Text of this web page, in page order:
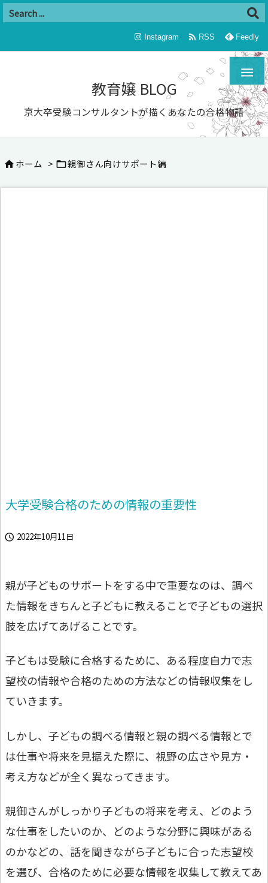
教育嬢 BLOG
京大卒受験コンサルタントが描くあなたの合格物語

Instagram  RSS Feedly
 ホーム > 親御さん向けサポート編
大学受験合格のための情報の重要性
 2022年10月11日
親が子どものサポートをする中で重要なのは、調べ
た情報をきちんと子どもに教えることで子どもの選択
肢を広げてあげることです。
子どもは受験に合格するために、ある程度自力で志
望校の情報や合格のための方法などの情報収集をし
ていきます。
しかし、子どもの調べる情報と親の調べる情報とで
は仕事や将来を見据えた際に、視野の広さや見方・
考え方などが全く異なってきます。
親御さんがしっかり子どもの将来を考え、どのよう
な仕事をしたいのか、どのような分野に興味がある
のかなどの、話を聞きながら子どもに合った志望校
を選び、合格のために必要な情報を収集して教えてあ